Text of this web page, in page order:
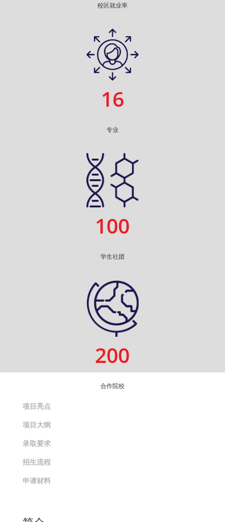
校区就业率
16
专业
100
学生社团
200
合作院校
项目亮点
项目大纲
录取要求
招生流程
申请材料